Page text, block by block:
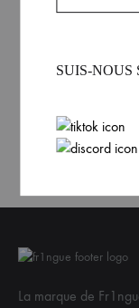
La marque de
SUIS-NOUS